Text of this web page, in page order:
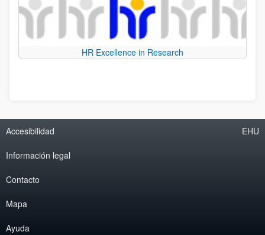
HR Excellence in Research
Accesibilidad
Información legal
Contacto
Mapa
Ayuda
EHU